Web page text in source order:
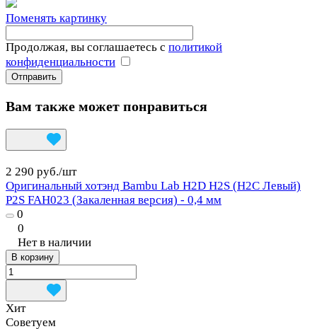
Поменять картинку
Продолжая, вы соглашаетесь с политикой
конфиденциальности
Вам также может понравиться
2 290 руб./шт
Оригинальный хотэнд Bambu Lab H2D H2S (H2C Левый)
P2S FAH023 (Закаленная версия) - 0,4 мм
0
0
Нет в наличии
В корзину
Хит
Советуем